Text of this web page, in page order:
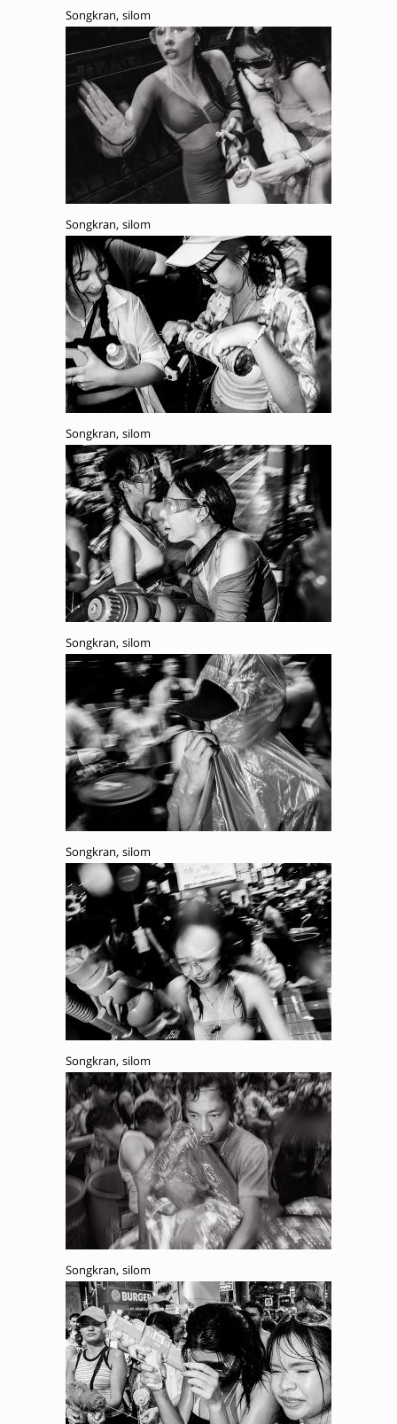
Songkran, silom
Songkran, silom
Songkran, silom
Songkran, silom
Songkran, silom
Songkran, silom
Songkran, silom